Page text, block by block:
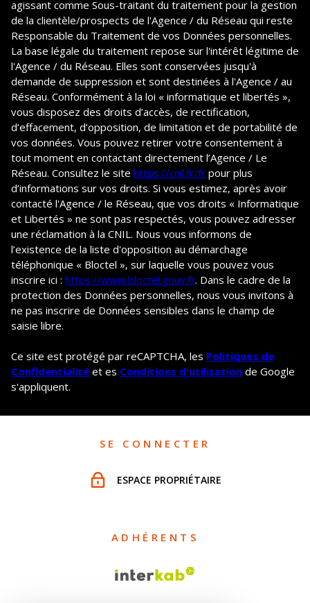
agissant comme Sous-traitant du traitement pour la gestion
de la clientèle/prospects de l'Agence / du Réseau qui reste
Responsable du Traitement de vos Données personnelles.
La base légale du traitement repose sur l'intérêt légitime de
l'Agence / du Réseau. Elles sont conservées jusqu'à
demande de suppression et sont destinées à l'Agence / au
Réseau. Conformément à la loi « informatique et libertés »,
vous disposez des droits d’accès, de rectification,
d’effacement, d’opposition, de limitation et de portabilité de
vos données. Vous pouvez retirer votre consentement à
tout moment en contactant directement l’Agence / Le
Réseau. Consultez le site https://cnil.fr/fr pour plus
d’informations sur vos droits. Si vous estimez, après avoir
contacté l'Agence / le Réseau, que vos droits « Informatique
et Libertés » ne sont pas respectés, vous pouvez adresser
une réclamation à la CNIL. Nous vous informons de
l’existence de la liste d'opposition au démarchage
téléphonique « Bloctel », sur laquelle vous pouvez vous
inscrire ici : https://www.bloctel.gouv.fr. Dans le cadre de la
protection des Données personnelles, nous vous invitons à
ne pas inscrire de Données sensibles dans le champ de
saisie libre.
Ce site est protégé par reCAPTCHA, les Politiques de
Confidentialité et es Conditions d'utilisation de Google
s'appliquent.
SE CONNECTER
ESPACE PROPRIÉTAIRE
ADHÉRENTS